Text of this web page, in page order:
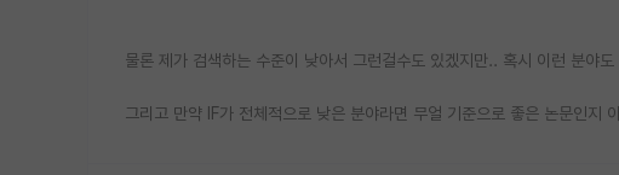
물론 제가 검색하는 수준이 낮아서 그런걸수도 있겠지만.. 혹시 이런 분야도
그리고 만약 IF가 전체적으로 낮은 분야라면 무얼 기준으로 좋은 논문인지